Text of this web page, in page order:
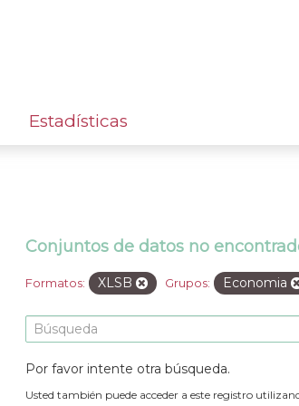
Estadísticas
Conjuntos de datos no
Formatos: XLSB Grupos: Economia
Por favor intente otra búsqueda.
Usted también puede acceder a este registro